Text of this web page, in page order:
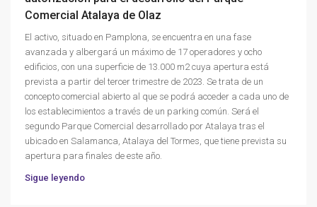
Comercial Atalaya de Olaz
El activo, situado en Pamplona, se encuentra en una fase
avanzada y albergará un máximo de 17 operadores y ocho
edificios, con una superficie de 13.000 m2 cuya apertura está
prevista a partir del tercer trimestre de 2023. Se trata de un
concepto comercial abierto al que se podrá acceder a cada uno de
los establecimientos a través de un parking común. Será el
segundo Parque Comercial desarrollado por Atalaya tras el
ubicado en Salamanca, Atalaya del Tormes, que tiene prevista su
apertura para finales de este año.
Sigue leyendo